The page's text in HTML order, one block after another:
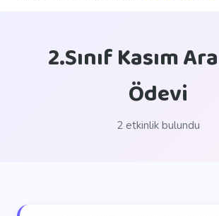
2.Sınıf Kasım
Ödevi
2 etkinlik bulundu